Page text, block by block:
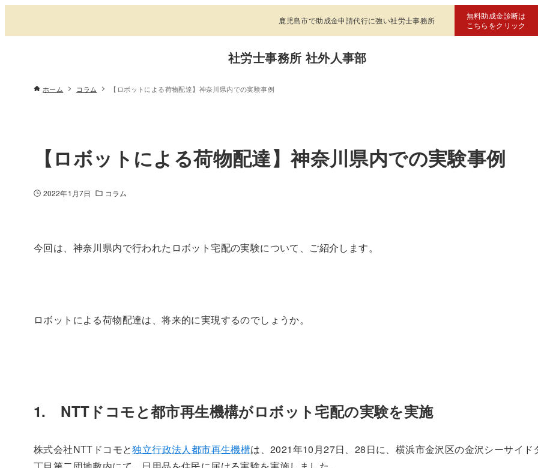
鹿児島市で助成金申請代行に強い社労士事務所
無料助成金診断は
こちらをクリック
社労士事務所 社外人事部
ホーム コラム 【ロボットによる荷物配達】神奈川県内での実験事例
【ロボットによる荷物配達】神奈川県内での実験事例
2022年1月7日 コラム
今回は、神奈川県内で行われたロボット宅配の実験について、ご紹介します。
ロボットによる荷物配達は、将来的に実現するのでしょうか。
1. NTTドコモと都市再生機構がロボット宅配の実験を実施
株式会社NTTドコモと独立行政法人都市再生機構は、2021年10月27日、28日に、横浜市金沢区の金沢シーサイド